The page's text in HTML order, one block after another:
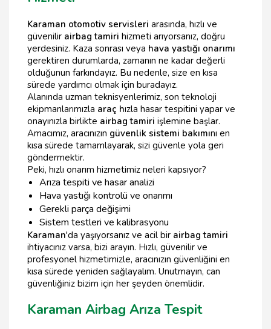
Karaman otomotiv servisleri arasında, hızlı ve
güvenilir airbag tamiri hizmeti arıyorsanız, doğru
yerdesiniz. Kaza sonrası veya hava yastığı onarımı
gerektiren durumlarda, zamanın ne kadar değerli
olduğunun farkındayız. Bu nedenle, size en kısa
sürede yardımcı olmak için buradayız.
Alanında uzman teknisyenlerimiz, son teknoloji
ekipmanlarımızla araç hızla hasar tespitini yapar ve
onayınızla birlikte airbag tamiri işlemine başlar.
Amacımız, aracınızın güvenlik sistemi bakımını en
kısa sürede tamamlayarak, sizi güvenle yola geri
göndermektir.
Peki, hızlı onarım hizmetimiz neleri kapsıyor?
Arıza tespiti ve hasar analizi
Hava yastığı kontrolü ve onarımı
Gerekli parça değişimi
Sistem testleri ve kalibrasyonu
Karaman'da yaşıyorsanız ve acil bir airbag tamiri
ihtiyacınız varsa, bizi arayın. Hızlı, güvenilir ve
profesyonel hizmetimizle, aracınızın güvenliğini en
kısa sürede yeniden sağlayalım. Unutmayın, can
güvenliğiniz bizim için her şeyden önemlidir.
Karaman Airbag Arıza Tespit